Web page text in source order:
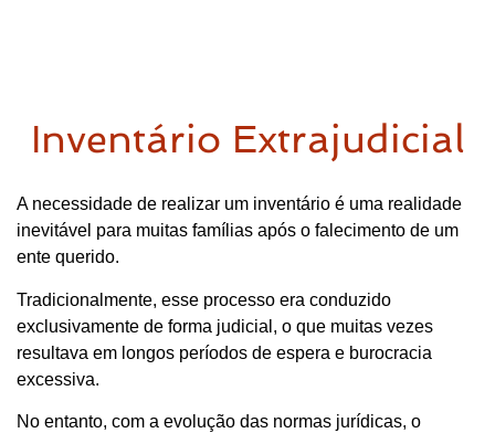
Inventário Extrajudicial
A necessidade de realizar um inventário é uma realidade
inevitável para muitas famílias após o falecimento de um
ente querido.
Tradicionalmente, esse processo era conduzido
exclusivamente de forma judicial, o que muitas vezes
resultava em longos períodos de espera e burocracia
excessiva.
No entanto, com a evolução das normas jurídicas, o